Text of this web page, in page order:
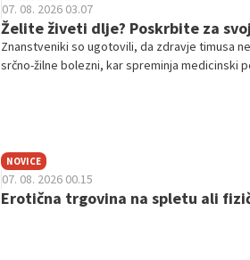
07. 08. 2026 03.07
Želite živeti dlje? Poskrbite za
Znanstveniki so ugotovili, da zdravje timusa
srčno-žilne bolezni, kar spreminja medicinski
NOVICE
07. 08. 2026 00.15
Erotična trgovina na spletu ali